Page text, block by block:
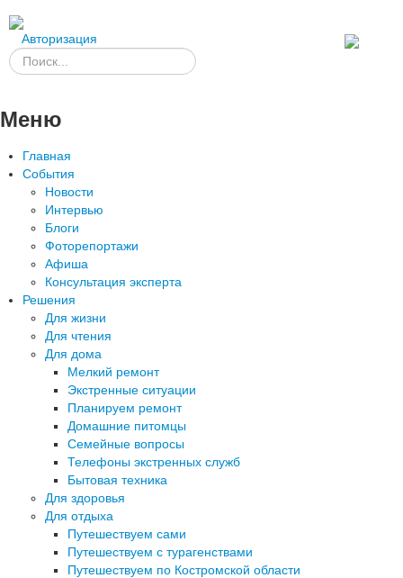
Авторизация
Меню
Главная
События
Новости
Интервью
Блоги
Фоторепортажи
Афиша
Консультация эксперта
Решения
Для жизни
Для чтения
Для дома
Мелкий ремонт
Экстренные ситуации
Планируем ремонт
Домашние питомцы
Семейные вопросы
Телефоны экстренных служб
Бытовая техника
Для здоровья
Для отдыха
Путешествуем сами
Путешествуем с турагенствами
Путешествуем по Костромской области